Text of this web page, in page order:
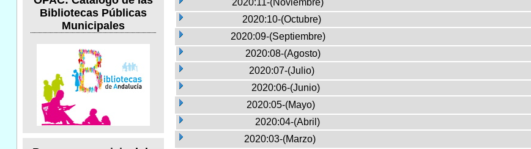
Bibliotecas Públicas
Municipales
2020:10-(Octubre)
2020:09-(Septiembre)
2020:08-(Agosto)
2020:07-(Julio)
2020:06-(Junio)
2020:05-(Mayo)
2020:04-(Abril)
2020:03-(Marzo)